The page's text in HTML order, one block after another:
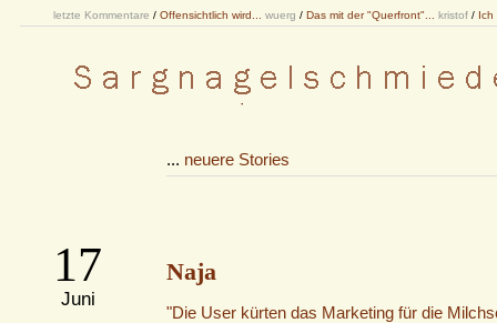
letzte Kommentare / Offensichtlich wird... wuerg / Das mit der "Querfront"... kristof / Ich
... neuere Stories
17
Juni
Naja
"Die User kürten das Marketing für die